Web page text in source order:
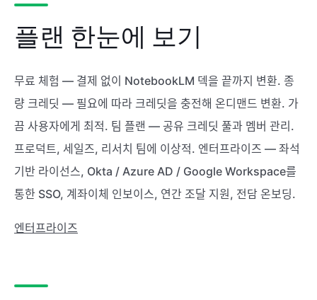
플랜 한눈에 보기
무료 체험 — 결제 없이 NotebookLM 덱을 끝까지 변환. 종
량 크레딧 — 필요에 따라 크레딧을 충전해 온디맨드 변환. 가
끔 사용자에게 최적. 팀 플랜 — 공유 크레딧 풀과 멤버 관리.
프로덕트, 세일즈, 리서치 팀에 이상적. 엔터프라이즈 — 좌석
기반 라이선스, Okta / Azure AD / Google Workspace를
통한 SSO, 계좌이체 인보이스, 연간 조달 지원, 전담 온보딩.
엔터프라이즈